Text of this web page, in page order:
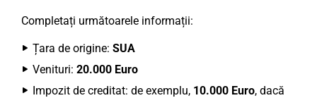
Completați următoarele informații:
Țara de origine: SUA
Venituri: 20.000 Euro
Impozit de creditat: de exemplu, 10.000 Euro, dacă